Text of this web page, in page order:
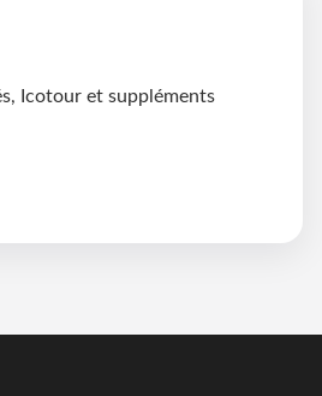
Icotour et suppléments